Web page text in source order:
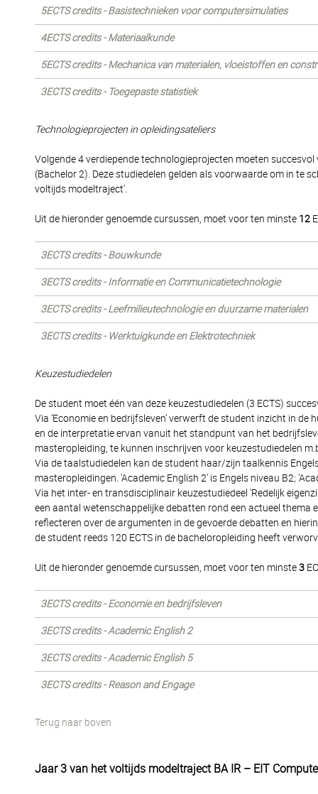
5ECTS credits - Basistechnieken voor computersimulaties
4ECTS credits - Materiaalkunde
5ECTS credits - Mechanica van materialen, vloeistoffen en
3ECTS credits - Toegepaste statistiek
Technologieprojecten in opleidingsateliers
Volgende 4 verdiepende technologieprojecten moeten
(Bachelor 2). Deze studiedelen gelden als voorwaarde om in te
voltijds modeltraject'.
Uit de hieronder genoemde cursussen, moet voor ten minste 12
3ECTS credits - Bouwkunde
3ECTS credits - Informatie en Communicatietechnologie
3ECTS credits - Leefmilieutechnologie en duurzame materialen
3ECTS credits - Werktuigkunde en Elektrotechniek
Keuzestudiedelen
De student moet één van deze keuzestudiedelen (3 ECTS)
Via ‘Economie en bedrijfsleven’ verwerft de student inzicht in
en de interpretatie ervan vanuit het standpunt van het
masteropleiding, te kunnen inschrijven voor keuzestudiedelen
Via de taalstudiedelen kan de student haar/zijn taalkennis
masteropleidingen. 'Academic English 2' is Engels niveau B2;
Via het inter- en transdisciplinair keuzestudiedeel 'Redelijk
een aantal wetenschappelijke debatten rond een actueel thema
reflecteren over de argumenten in de gevoerde debatten en
de student reeds 120 ECTS in de bacheloropleiding heeft
Uit de hieronder genoemde cursussen, moet voor ten minste3
3ECTS credits - Economie en bedrijfsleven
3ECTS credits - Academic English 2
3ECTS credits - Academic English 5
3ECTS credits - Reason and Engage
Terug naar boven
Jaar 3 van het voltijds modeltraject BA IR – EIT